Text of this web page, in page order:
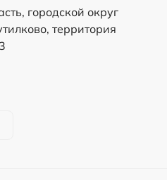
городской округ
территория